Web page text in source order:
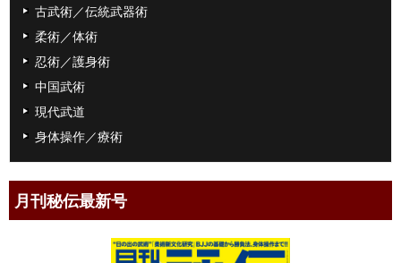
古武術／伝統武器術
柔術／体術
忍術／護身術
中国武術
現代武道
身体操作／療術
月刊秘伝最新号